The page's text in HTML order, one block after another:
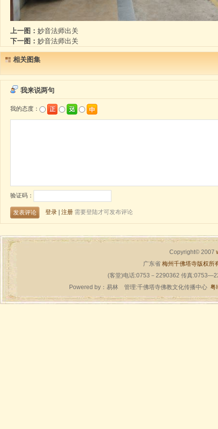
上一图： 妙音法师出关
下一图： 妙音法师出关
相关图集
Copyright© 2007
广东省 梅州千佛塔寺版权所
(客堂)电话:0753－2290362 传真
Powered by： 易林管理:千佛塔寺佛教文化传播中心 粤